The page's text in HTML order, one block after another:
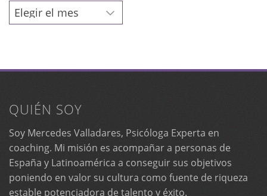
Archivos
QUIÉN SOY
Soy Mercedes Valladares, Psicóloga Experta en
coaching. Mi misión es acompañar a personas de
España y Latinoamérica a conseguir sus objetivos
poniendo en valor su cultura como fuente de riqueza
estable potenciadora de talento y éxito.